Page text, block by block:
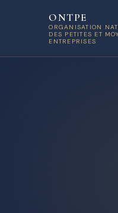
ONTPE
ORGANISATION
DES PETITES ET
ENTREPRISES